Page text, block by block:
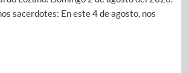
sacerdotes: En este 4 de agosto, nos